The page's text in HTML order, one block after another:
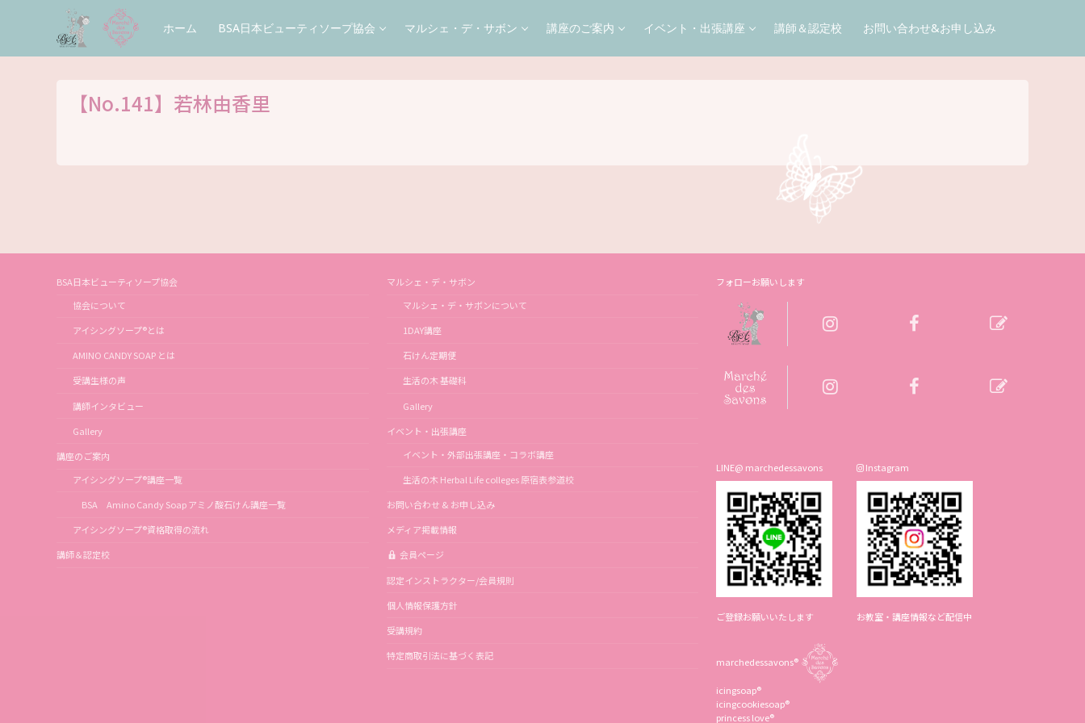
ホーム BSA日本ビューティソープ協会 マルシェ・デ・サボン 講座のご案内 イベント・出張講座 講師＆認定校 お問い合わせ&お申し込み
【No.141】若林由香里
BSA日本ビューティソープ協会
協会について
アイシングソープ®とは
AMINO CANDY SOAP とは
受講生様の声
講師インタビュー
Gallery
講座のご案内
アイシングソープ®講座一覧
BSA Amino Candy Soap アミノ酸石けん講座一覧
アイシングソープ®資格取得の流れ
講師＆認定校
マルシェ・デ・サボン
マルシェ・デ・サボンについて
1DAY講座
石けん定期便
生活の木 基礎科
Gallery
イベント・出張講座
イベント・外部出張講座・コラボ講座
生活の木 Herbal Life colleges 原宿表参道校
お問い合わせ & お申し込み
メディア掲載情報
会員ページ
認定インストラクター/会員規則
個人情報保護方針
受講規約
特定商取引法に基づく表記
フォローお願いします
LINE@ marchedessavons
ご登録お願いいたします
Instagram
お教室・講座情報など配信中
marchedessavons®︎
icingsoap®︎
icingcookiesoap®︎
princess love®︎